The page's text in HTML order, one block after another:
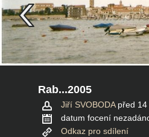
Rab...2005
Jiří SVOBODA před 14
datum focení
Odkaz pro sdílení